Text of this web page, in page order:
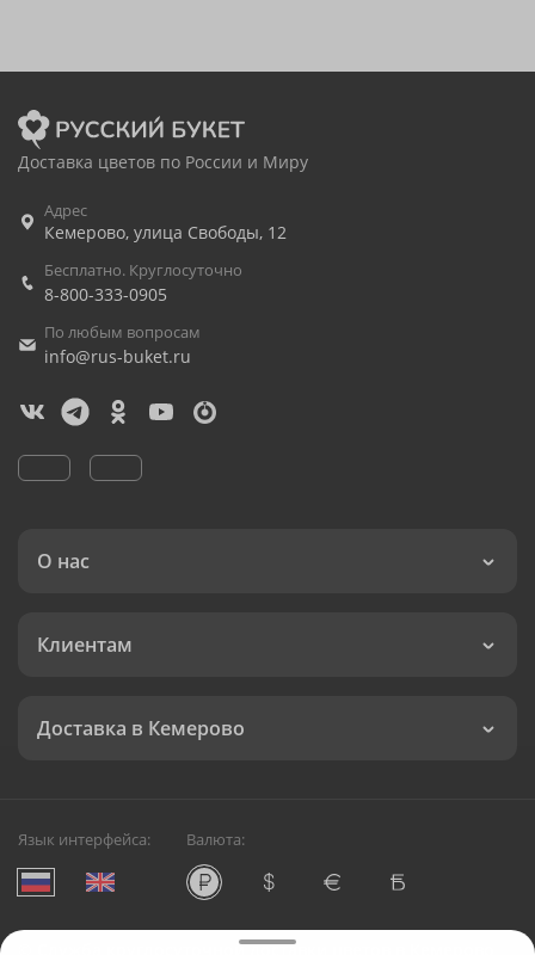
Доставка цветов по России и Миру
Адрес
Кемерово, улица Свободы, 12
Бесплатно. Круглосуточно
8-800-333-0905
По любым вопросам
info@rus-buket.ru
О нас
Клиентам
Доставка в Кемерово
Язык интерфейса: Валюта:
Служба круглосуточной доставки цветов в Кемерово